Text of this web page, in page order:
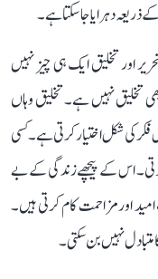
دہرایا جا سکتا ہے۔
اور تخلیق ایک ہی چیز نہیں
تخلیق نہیں ہے۔ تخلیق وہاں
کی شکل اختیار کرتی ہے۔ کسی
اس کے پیچھے زندگی کے بے
امید اور مزاحمت کام کرتی ہیں۔
نہیں بن سکتی۔